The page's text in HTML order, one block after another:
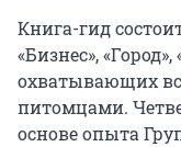
Книга-гид
«Бизнес»,
охватывающих
питомцами.
основе опыта